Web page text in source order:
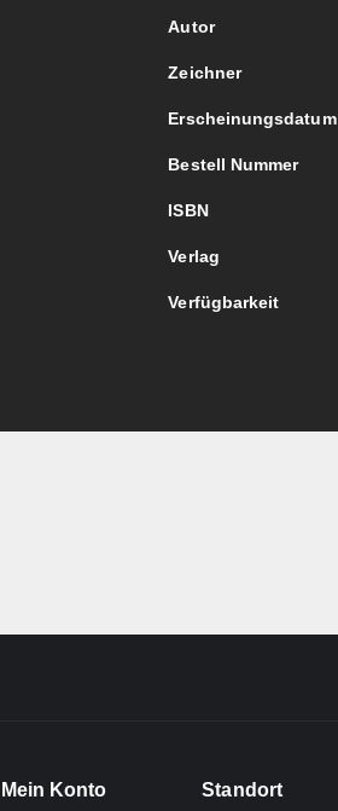
Autor
Zeichner
Erscheinungsdatum
Bestell Nummer
ISBN
Verlag
Verfügbarkeit
Mein Konto Standort